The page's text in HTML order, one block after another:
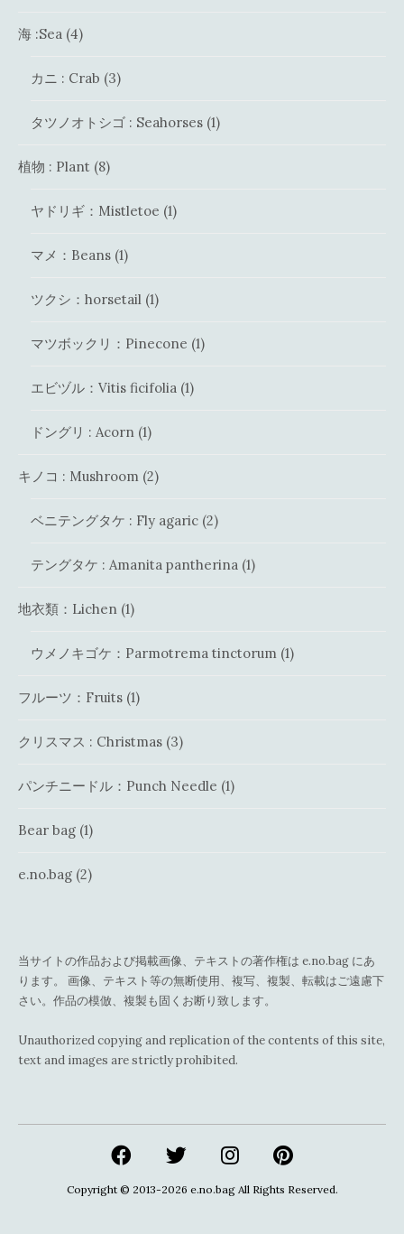
海 :Sea (4)
カニ : Crab (3)
タツノオトシゴ : Seahorses (1)
植物 : Plant (8)
ヤドリギ：Mistletoe (1)
マメ：Beans (1)
ツクシ：horsetail (1)
マツボックリ：Pinecone (1)
エビヅル：Vitis ficifolia (1)
ドングリ : Acorn (1)
キノコ : Mushroom (2)
ベニテングタケ : Fly agaric (2)
テングタケ : Amanita pantherina (1)
地衣類：Lichen (1)
ウメノキゴケ：Parmotrema tinctorum (1)
フルーツ：Fruits (1)
クリスマス : Christmas (3)
パンチニードル：Punch Needle (1)
Bear bag (1)
e.no.bag (2)
当サイトの作品および掲載画像、テキストの著作権は e.no.bag にあ
ります。 画像、テキスト等の無断使用、複写、複製、転載はご遠慮下
さい。作品の模倣、複製も固くお断り致します。
Unauthorized copying and replication of the contents of this site,
text and images are strictly prohibited.
Copyright © 2013-2026 e.no.bagAll Rights Reserved.